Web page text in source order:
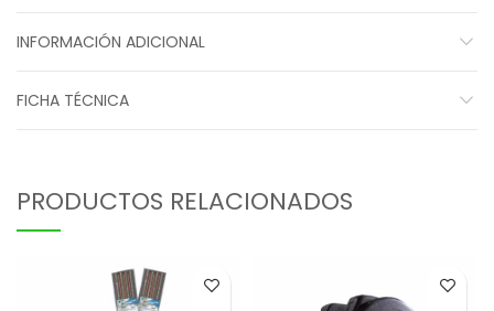
INFORMACIÓN ADICIONAL
FICHA TÉCNICA
PRODUCTOS RELACIONADOS